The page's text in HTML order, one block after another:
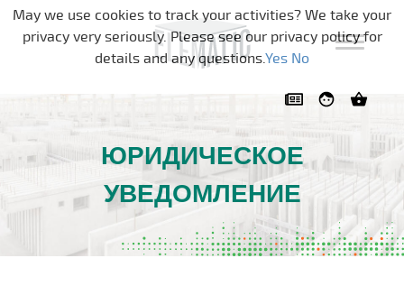
Skip navigation
ЮРИДИЧЕСКОЕ
УВЕДОМЛЕНИЕ
May we use cookies to track your activities? We take your
privacy very seriously. Please see our privacy policy for
details and any questions.Yes No